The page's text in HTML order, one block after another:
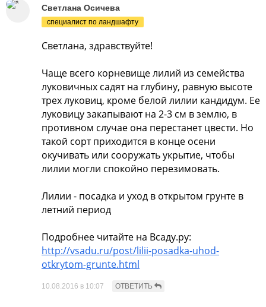
Светлана Осичева
специалист по ландшафту
Светлана, здравствуйте!
Чаще всего корневище лилий из семейства
луковичных садят на глубину, равную высоте
трех луковиц, кроме белой лилии кандидум. Ее
луковицу закапывают на 2-3 см в землю, в
противном случае она перестанет цвести. Но
такой сорт приходится в конце осени
окучивать или сооружать укрытие, чтобы
лилии могли спокойно перезимовать.
Лилии - посадка и уход в открытом грунте в
летний период
Подробнее читайте на Всаду.ру:
http://vsadu.ru/post/lilii-posadka-uhod-
otkrytom-grunte.html
10.08.2016 в 10:07